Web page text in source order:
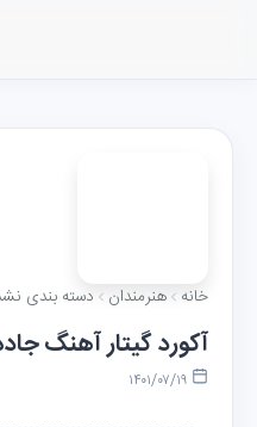
خانه هنرمندان دسته بندی
آکورد گیتار آهنگ